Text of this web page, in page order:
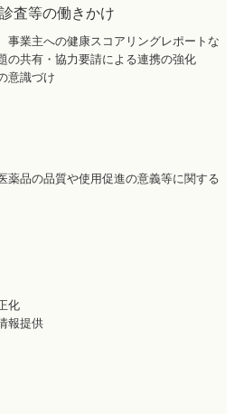
査等の働きかけ
事業主への健康スコアリングレポートな
の共有・協力要請による連携の強化
意識づけ
薬品の品質や使用促進の意義等に関する
化
報提供